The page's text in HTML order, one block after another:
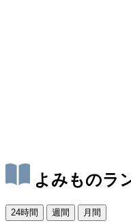
よみものラ
24時間 週間 月間